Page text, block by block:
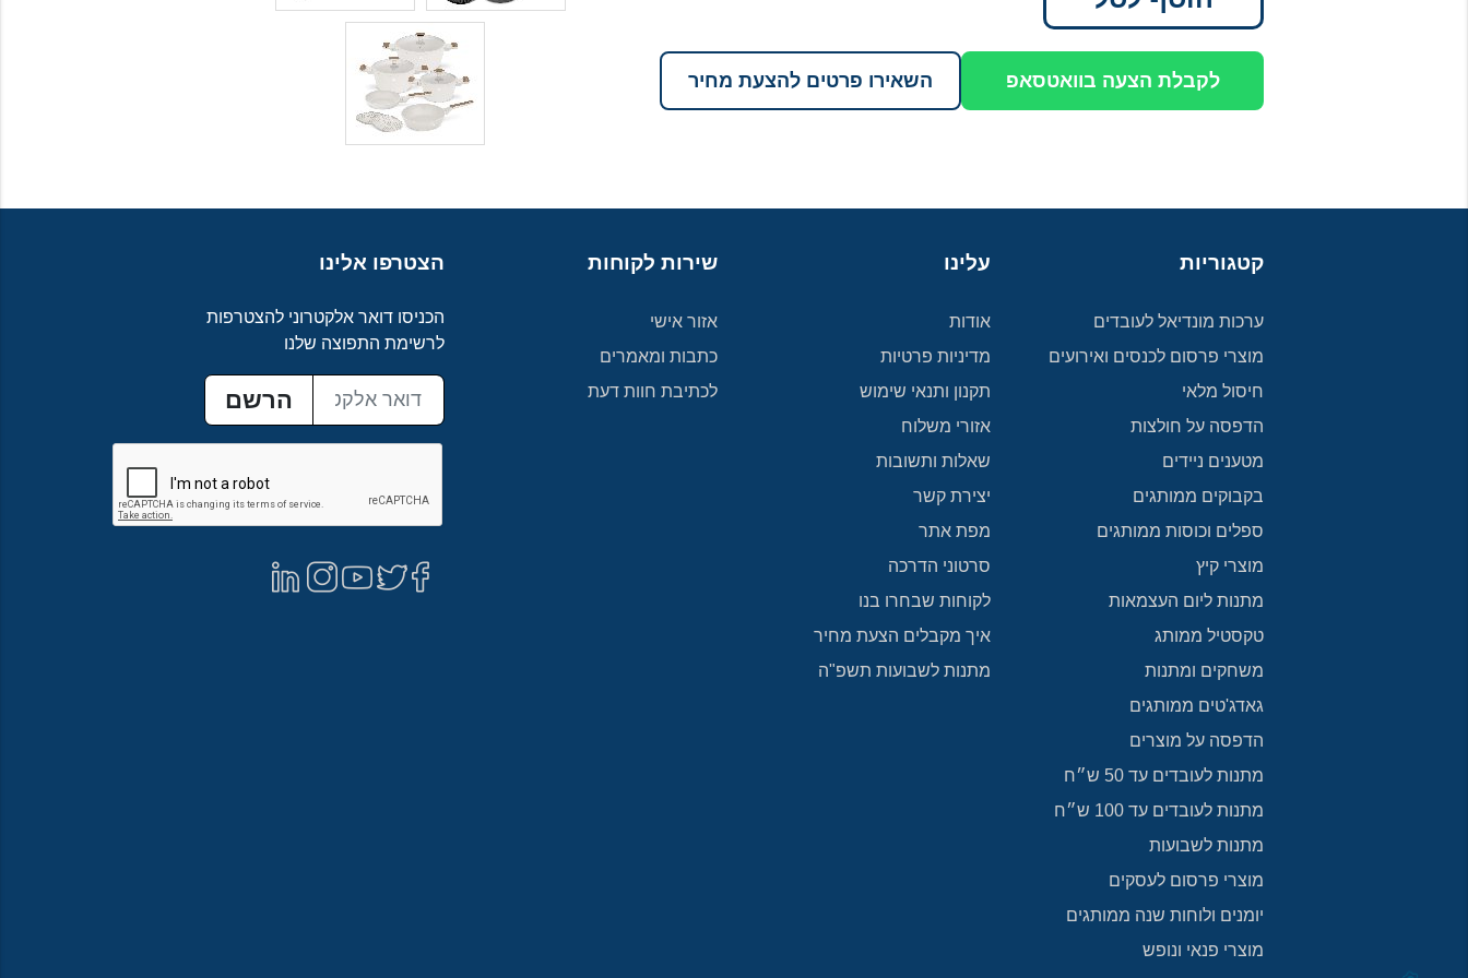
לקבלת הצעה בוואטסאפ השאירו פרטים להצעת מחיר
קטגוריות
ערכות מונדיאל לעובדים
מוצרי פרסום לכנסים ואירועים
חיסול מלאי
הדפסה על חולצות
מטענים ניידים
בקבוקים ממותגים
ספלים וכוסות ממותגים
מוצרי קיץ
מתנות ליום העצמאות
טקסטיל ממותג
משחקים ומתנות
גאדג'טים ממותגים
הדפסה על מוצרים
מתנות לעובדים עד 50 ש״ח
מתנות לעובדים עד 100 ש״ח
מתנות לשבועות
מוצרי פרסום לעסקים
יומנים ולוחות שנה ממותגים
מוצרי פנאי ונופש
עלינו
אודות
מדיניות פרטיות
תקנון ותנאי שימוש
אזורי משלוח
שאלות ותשובות
יצירת קשר
מפת אתר
סרטוני הדרכה
לקוחות שבחרו בנו
איך מקבלים הצעת מחיר
מתנות לשבועות תשפ"ה
שירות לקוחות
אזור אישי
כתבות ומאמרים
לכתיבת חוות דעת
הצטרפו אלינו
הכניסו דואר אלקטרוני להצטרפות
לרשימת התפוצה שלנו
הרשם